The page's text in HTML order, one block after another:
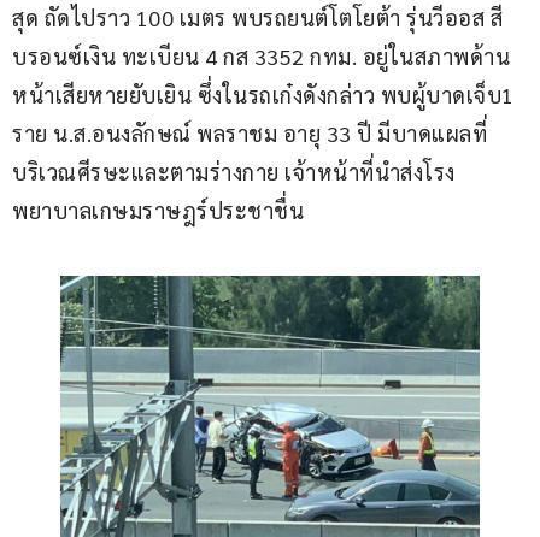
สุด ถัดไปราว 100 เมตร พบรถยนต์โตโยต้า รุ่นวีออส สี
บรอนซ์เงิน ทะเบียน 4 กส 3352 กทม. อยู่ในสภาพด้าน
หน้าเสียหายยับเยิน ซึ่งในรถเก๋งดังกล่าว พบผู้บาดเจ็บ1
ราย น.ส.อนงลักษณ์ พลราชม อายุ 33 ปี มีบาดแผลที่
บริเวณศีรษะและตามร่างกาย เจ้าหน้าที่นำส่งโรง
พยาบาลเกษมราษฎร์ประชาชื่น